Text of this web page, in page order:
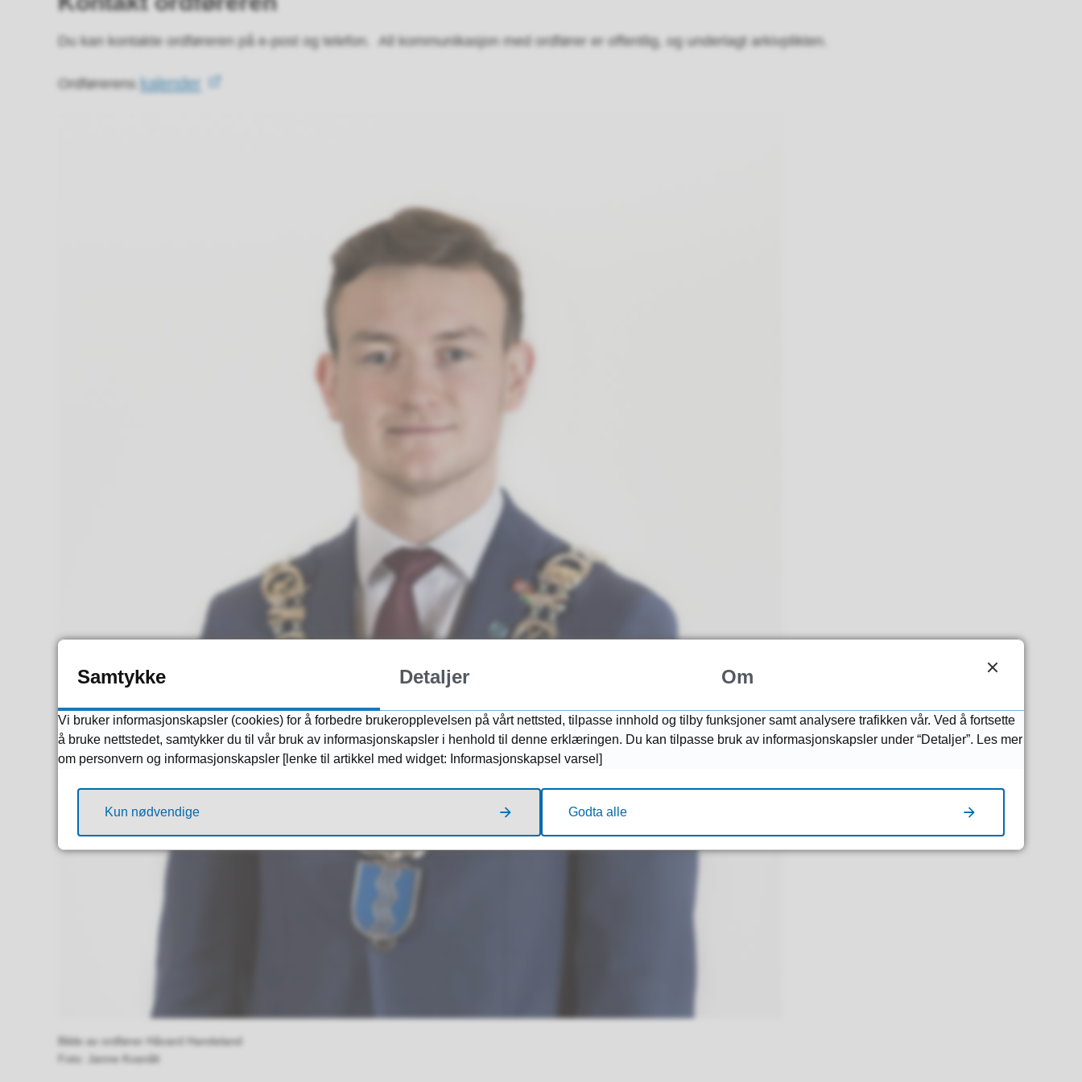
Du kan kontakte ordføreren på e-post og telefon. All kommunikasjon med ordfører er offentlig, og underlagt arkivplikten.
Ordførerens kalender
Bilde av ordfører Håvard Handeland
Janne Kvanåli
Samtykke Detaljer Om
Vi bruker informasjonskapsler (cookies) for å forbedre brukeropplevelsen på vårt nettsted, tilpasse innhold og tilby funksjoner samt analysere trafikken vår. Ved å fortsette
å bruke nettstedet, samtykker du til vår bruk av informasjonskapsler i henhold til denne erklæringen. Du kan tilpasse bruk av informasjonskapsler under “Detaljer”. Les mer
om personvern og informasjonskapsler [lenke til artikkel med widget: Informasjonskapsel varsel]
Kun nødvendige Godta alle